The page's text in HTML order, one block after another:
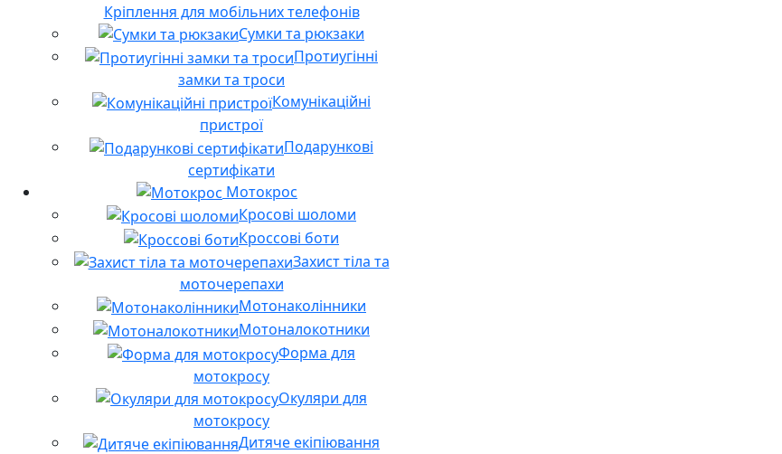
Кріплення для мобільних телефонів
Сумки та рюкзаки
Протиугінні
замки та троси
Комунікаційні
пристрої
Подарункові
сертифікати
Мотокрос
Кросові шоломи
Кроссові боти
Захист тіла та
моточерепахи
Мотонаколінники
Мотоналокотники
Форма для
мотокросу
Окуляри для
мотокросу
Дитяче екіпіювання